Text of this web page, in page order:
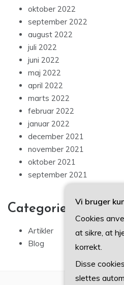
oktober 2022
september 2022
august 2022
juli 2022
juni 2022
maj 2022
april 2022
marts 2022
februar 2022
januar 2022
december 2021
november 2021
oktober 2021
september 2021
Categories
Artikler
Blog
Vi bruger
Cookies
at sikre, at
korrekt.
Disse
slettes